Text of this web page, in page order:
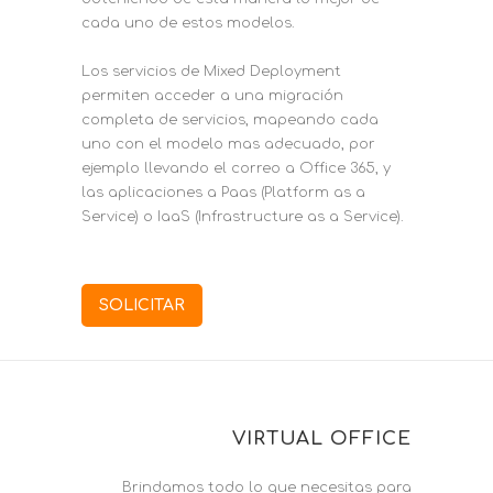
cada uno de estos modelos.
Los servicios de Mixed Deployment
permiten acceder a una migración
completa de servicios, mapeando cada
uno con el modelo mas adecuado, por
ejemplo llevando el correo a Office 365, y
las aplicaciones a Paas (Platform as a
Service) o IaaS (Infrastructure as a Service).
SOLICITAR
VIRTUAL OFFICE
Brindamos todo lo que necesitas para